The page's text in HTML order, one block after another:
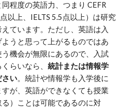
程度の英語力、つまり CEFR
以上、IELTS 5.5点以上）は研究
ています。ただし、英語は入
うと思って上がるものではあ
機会が無限にあるので、入試
らいなら、統計または情報学
さい。統計や情報学も入学後に
が、英語ができなくても授業
）ことは可能であるのに対